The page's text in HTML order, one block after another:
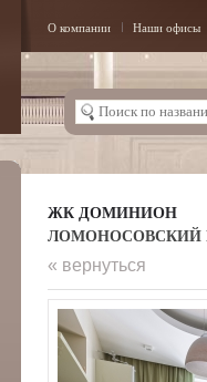
О компании Наши офисы
ЖК ДОМИНИОН
ЛОМОНОСОВСКИЙ
« вернуться